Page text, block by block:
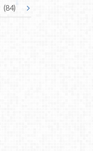
(84)